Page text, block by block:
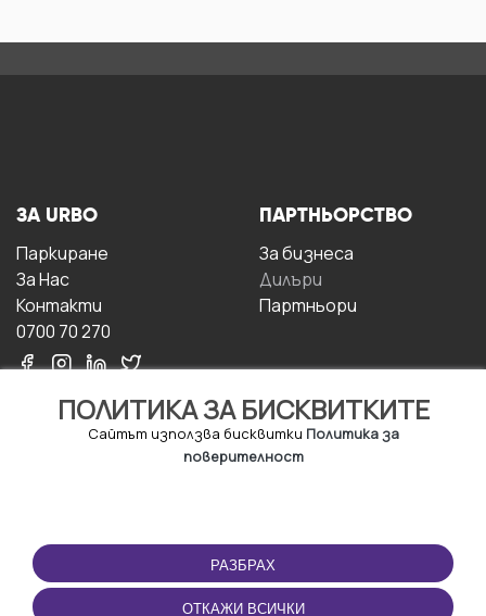
ПОЛИТИКА ЗА БИСКВИТКИТЕ
Сайтът използва бисквитки Политика за
поверителност
РАЗБРАХ
ОТКАЖИ ВСИЧКИ
ЗА URBO
Паркиране
За Hас
Контакти
0700 70 270
ПАРТНЬОРСТВО
За бизнесa
Дилъри
Партньори
ПОЛЗВАНЕ
Правила и условия за
ползване
ПРИЛОЖЕНИЕТО